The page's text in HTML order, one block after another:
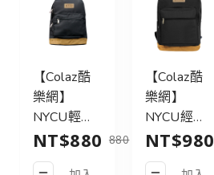
【Colaz酷
樂網】
NYCU輕旅
行後背包
21L_黑／
NT$880 880
【Colaz酷
樂網】
NYCU經典
後背包31L
皮標款_黑
NT$980